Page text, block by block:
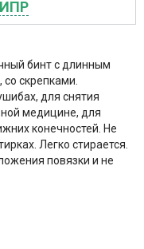
бинт с длинным
скрепками.
для снятия
медицине, для
конечностей. Не
Легко стирается.
повязки и не